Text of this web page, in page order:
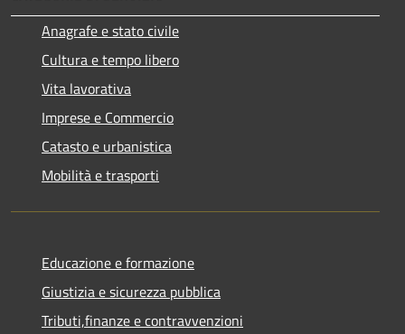
Anagrafe e stato civile
Cultura e tempo libero
Vita lavorativa
Imprese e Commercio
Catasto e urbanistica
Mobilità e trasporti
Educazione e formazione
Giustizia e sicurezza pubblica
Tributi,finanze e contravvenzioni